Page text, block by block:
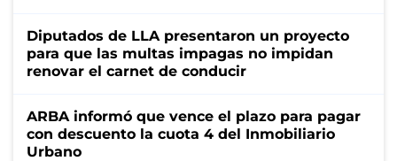
Diputados de LLA presentaron un proyecto
para que las multas impagas no impidan
renovar el carnet de conducir
ARBA informó que vence el plazo para pagar
con descuento la cuota 4 del Inmobiliario
Urbano